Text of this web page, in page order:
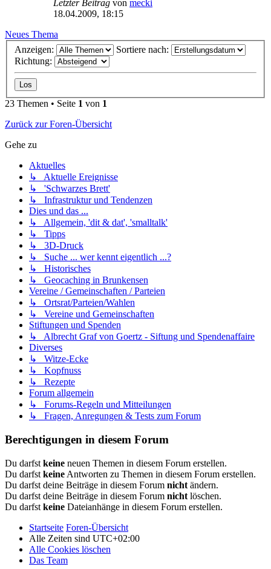
Letzter Beitrag von mecki
18.04.2009, 18:15
Neues Thema
Anzeigen:
Sortiere nach:
Richtung:
23 Themen • Seite 1 von 1
Zurück zur Foren-Übersicht
Gehe zu
Aktuelles
↳ Aktuelle Ereignisse
↳ 'Schwarzes Brett'
↳ Infrastruktur und Tendenzen
Dies und das ...
↳ Allgemein, 'dit & dat', 'smalltalk'
↳ Tipps
↳ 3D-Druck
↳ Suche ... wer kennt eigentlich ...?
↳ Historisches
↳ Geocaching in Brunkensen
Vereine / Gemeinschaften / Parteien
↳ Ortsrat/Parteien/Wahlen
↳ Vereine und Gemeinschaften
Stiftungen und Spenden
↳ Albrecht Graf von Goertz - Siftung und Spendenaffaire
Diverses
↳ Witze-Ecke
↳ Kopfnuss
↳ Rezepte
Forum allgemein
↳ Forums-Regeln und Mitteilungen
↳ Fragen, Anregungen & Tests zum Forum
Berechtigungen in diesem Forum
Du darfst keine neuen Themen in diesem Forum erstellen.
Du darfst keine Antworten zu Themen in diesem Forum erstellen.
Du darfst deine Beiträge in diesem Forum nicht ändern.
Du darfst deine Beiträge in diesem Forum nicht löschen.
Du darfst keine Dateianhänge in diesem Forum erstellen.
Startseite Foren-Übersicht
Alle Zeiten sind UTC+02:00
Alle Cookies löschen
Das Team